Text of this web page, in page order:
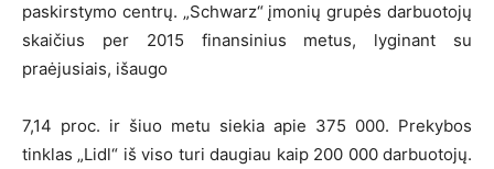
paskirstymo centrų. „Schwarz“ įmonių grupės darbuotojų
skaičius per 2015 finansinius metus, lyginant su
praėjusiais, išaugo
7,14 proc. ir šiuo metu siekia apie 375 000. Prekybos
tinklas „Lidl“ iš viso turi daugiau kaip 200 000 darbuotojų.